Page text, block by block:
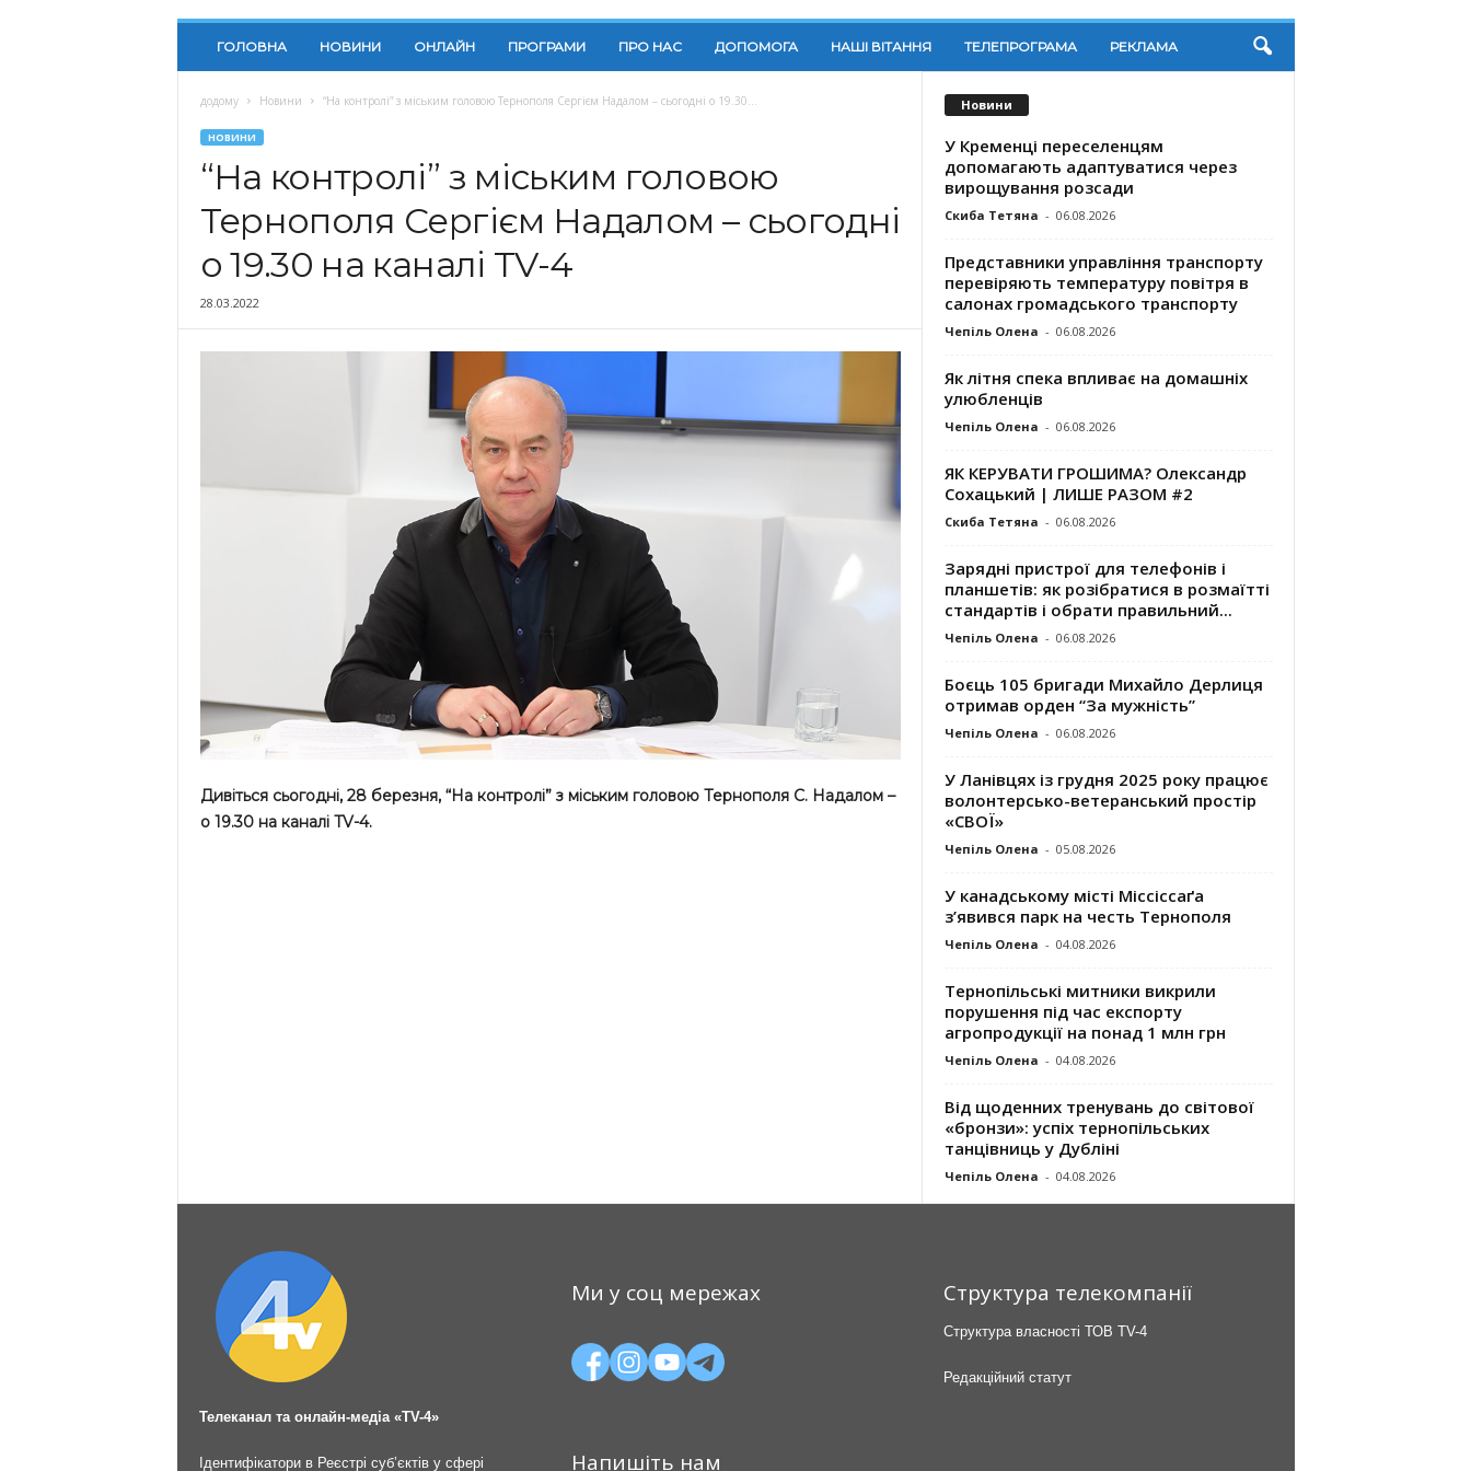
ГОЛОВНА НОВИНИ ОНЛАЙН ПРОГРАМИ ПРО НАС ДОПОМОГА НАШІ ВІТАННЯ ТЕЛЕПРОГРАМА РЕКЛАМА
додому Новини “На контролі” з міським головою Тернополя Сергієм Надалом – сьогодні о 19.30...
НОВИНИ
“На контролі” з міським головою
Тернополя Сергієм Надалом – сьогодні
о 19.30 на каналі TV-4
28.03.2022
Дивіться сьогодні, 28 березня, “На контролі” з міським головою Тернополя С. Надалом –
о 19.30 на каналі TV-4.
Новини
У Кременці переселенцям
допомагають адаптуватися через
вирощування розсади
Скиба Тетяна - 06.08.2026
Представники управління транспорту
перевіряють температуру повітря в
салонах громадського транспорту
Чепіль Олена - 06.08.2026
Як літня спека впливає на домашніх
улюбленців
Чепіль Олена - 06.08.2026
ЯК КЕРУВАТИ ГРОШИМА? Олександр
Сохацький | ЛИШЕ РАЗОМ #2
Скиба Тетяна - 06.08.2026
Зарядні пристрої для телефонів і
планшетів: як розібратися в розмаїтті
стандартів і обрати правильний...
Чепіль Олена - 06.08.2026
Боєць 105 бригади Михайло Дерлиця
отримав орден “За мужність”
Чепіль Олена - 06.08.2026
У Ланівцях із грудня 2025 року працює
волонтерсько-ветеранський простір
«СВОЇ»
Чепіль Олена - 05.08.2026
У канадському місті Міссіссаґа
з’явився парк на честь Тернополя
Чепіль Олена - 04.08.2026
Тернопільські митники викрили
порушення під час експорту
агропродукції на понад 1 млн грн
Чепіль Олена - 04.08.2026
Від щоденних тренувань до світової
«бронзи»: успіх тернопільських
танцівниць у Дубліні
Чепіль Олена - 04.08.2026
Телеканал та онлайн-медіа «TV-4»
Ідентифікатори в Реєстрі суб’єктів у сфері
Ми у соц мережах
Напишіть нам
Структура телекомпанії
Структура власності ТОВ TV-4
Редакційний статут